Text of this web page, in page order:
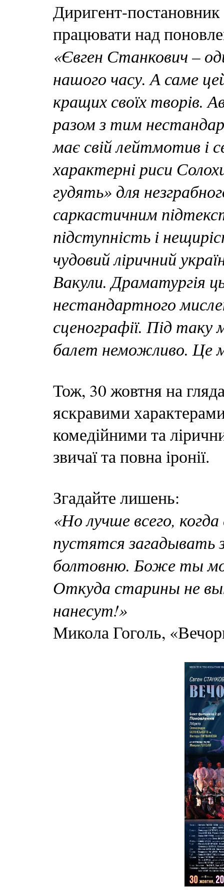
Диригент-
працювати над
«Євген Станкович –
нашого часу. А саме
кращих своїх творів.
разом з тим
має свій лейтмотив і
характерні риси
гудять» для
саркастичним
підступність і
чудовий ліричний
Вакули. Драматургія
нестандартного
сценографії. Під
балет неможливо. Це
Тож, 30 жовтня на
яскравими
комедійними та
звичаї та повна іронії.
Згадайте лишень:
«Но лучше всего,
пустятся загадывать
болтовню. Боже ты
Откуда старины не
нанесут!»
Микола Гоголь,